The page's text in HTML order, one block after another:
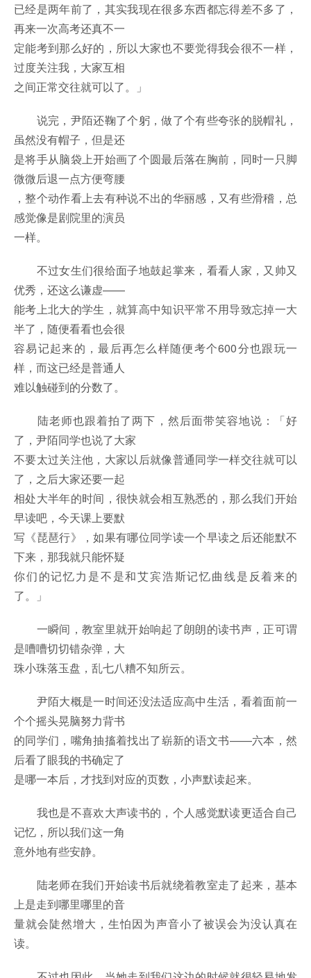
已经是两年前了，其实我现在很多东西都忘得差不多了，
再来一次高考还真不一
定能考到那么好的，所以大家也不要觉得我会很不一样，
过度关注我，大家互相
之间正常交往就可以了。」
说完，尹陌还鞠了个躬，做了个有些夸张的脱帽礼，
虽然没有帽子，但是还
是将手从脑袋上开始画了个圆最后落在胸前，同时一只脚
微微后退一点方便弯腰
，整个动作看上去有种说不出的华丽感，又有些滑稽，总
感觉像是剧院里的演员
一样。
不过女生们很给面子地鼓起掌来，看看人家，又帅又
优秀，还这么谦虚——
能考上北大的学生，就算高中知识平常不用导致忘掉一大
半了，随便看看也会很
容易记起来的，最后再怎么样随便考个600分也跟玩一
样，而这已经是普通人
难以触碰到的分数了。
陆老师也跟着拍了两下，然后面带笑容地说：「好
了，尹陌同学也说了大家
不要太过关注他，大家以后就像普通同学一样交往就可以
了，之后大家还要一起
相处大半年的时间，很快就会相互熟悉的，那么我们开始
早读吧，今天课上要默
写《琵琶行》，如果有哪位同学读一个早读之后还能默不
下来，那我就只能怀疑
你们的记忆力是不是和艾宾浩斯记忆曲线是反着来的
了。」
一瞬间，教室里就开始响起了朗朗的读书声，正可谓
是嘈嘈切切错杂弹，大
珠小珠落玉盘，乱七八糟不知所云。
尹陌大概是一时间还没法适应高中生活，看着面前一
个个摇头晃脑努力背书
的同学们，嘴角抽搐着找出了崭新的语文书——六本，然
后看了眼我的书确定了
是哪一本后，才找到对应的页数，小声默读起来。
我也是不喜欢大声读书的，个人感觉默读更适合自己
记忆，所以我们这一角
意外地有些安静。
陆老师在我们开始读书后就绕着教室走了起来，基本
上是走到哪里哪里的音
量就会陡然增大，生怕因为声音小了被误会为没认真在
读。